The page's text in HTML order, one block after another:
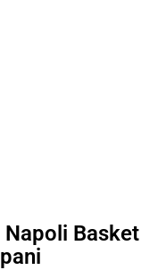
Basket